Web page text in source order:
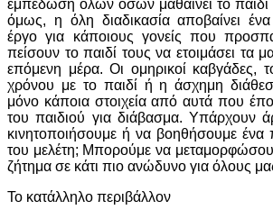
εμπέδωση όλων όσων μαθαίνει το παιδί
όμως, η όλη διαδικασία αποβαίνει ένα
έργο για κάποιους γονείς που
πείσουν το παιδί τους να ετοιμάσει τα
επόμενη μέρα. Οι ομηρικοί καβγάδες,
χρόνου με το παιδί ή η άσχημη
μόνο κάποια στοιχεία από αυτά που
του παιδιού για διάβασμα. Υπάρχουν
κινητοποιήσουμε ή να βοηθήσουμε ένα
του μελέτη; Μπορούμε να
ζήτημα σε κάτι πιο ανώδυνο για όλους
Το κατάλληλο περιβάλλον